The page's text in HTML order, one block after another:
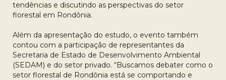
tendências e discutindo as perspectivas do setor
florestal em Rondônia.
Além da apresentação do estudo, o evento também
contou com a participação de representantes da
Secretaria de Estado de Desenvolvimento Ambiental
(SEDAM) e do setor privado. “Buscamos debater como o
setor florestal de Rondônia está se comportando e